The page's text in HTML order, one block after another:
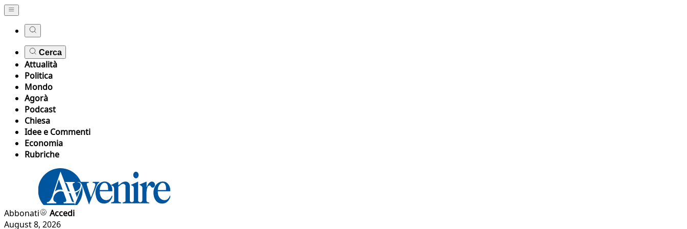
Cerca
Attualità
Politica
Mondo
Agorà
Podcast
Chiesa
Idee e Commenti
Economia
Rubriche
Abbonati
Accedi
August 8, 2026